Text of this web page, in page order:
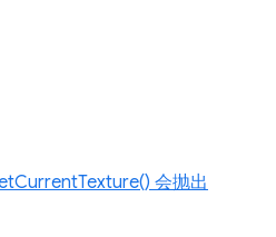
会抛出